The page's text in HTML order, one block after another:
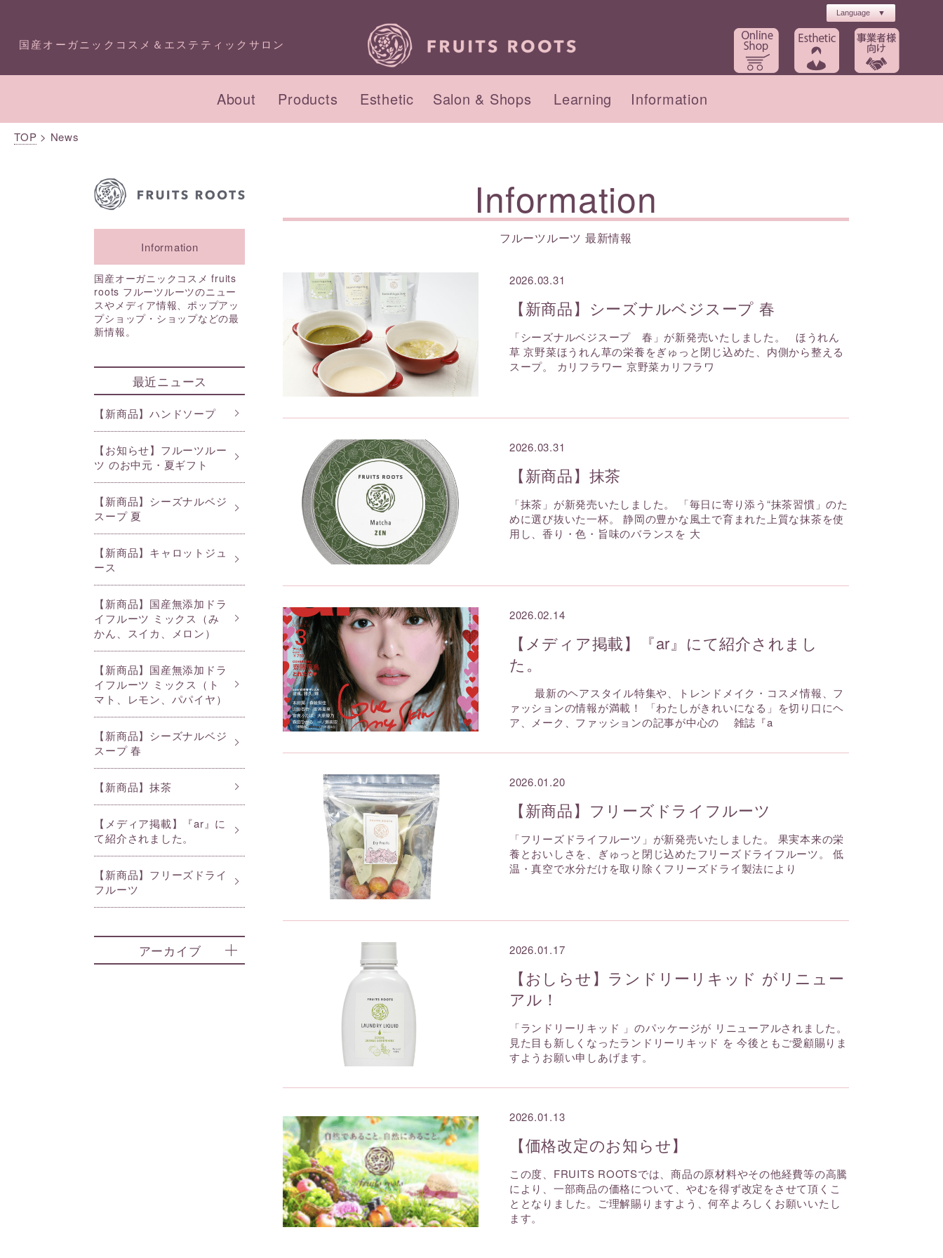
国産オーガニックコスメ＆エステティックサロン
About Products
スキンケア
ライフスタイルケア
ファイブフルーツライン センシティブライン
Esthetic
今月のキャンペーン アクセス
フェイシャル
Salon & Shops Learning
オーガニックコスメ・
Information
TOP > News
Information
フルーツルーツ 最新情報
2026.03.31
【新商品】シーズナルベジスープ 春
「シーズナルベジスープ 春」が新発売いたしました。 ほうれん
草 京野菜ほうれん草の栄養をぎゅっと閉じ込めた、内側から整える
スープ。 カリフラワー 京野菜カリフラワ
2026.03.31
【新商品】抹茶
「抹茶」が新発売いたしました。 「毎日に寄り添う“抹茶習慣」のた
めに選び抜いた一杯。 静岡の豊かな風土で育まれた上質な抹茶を使
用し、香り・色・旨味のバランスを 大
2026.02.14
【メディア掲載】『ar』にて紹介されまし
た。
最新のヘアスタイル特集や、トレンドメイク・コスメ情報、フ
ァッションの情報が満載！ 「わたしがきれいになる」を切り口にヘ
ア、メーク、ファッションの記事が中心の 雑誌『a
2026.01.20
【新商品】フリーズドライフルーツ
「フリーズドライフルーツ」が新発売いたしました。 果実本来の栄
養とおいしさを、ぎゅっと閉じ込めたフリーズドライフルーツ。 低
温・真空で水分だけを取り除くフリーズドライ製法により
2026.01.17
【おしらせ】ランドリーリキッド がリニュー
アル！
「ランドリーリキッド 」のパッケージが リニューアルされました。
見た目も新しくなったランドリーリキッド を 今後ともご愛顧賜りま
すようお願い申しあげます。
2026.01.13
【価格改定のお知らせ】
この度、FRUITS ROOTSでは、商品の原材料やその他経費等の高騰
により、一部商品の価格について、やむを得ず改定をさせて頂くこ
ととなりました。ご理解賜りますよう、何卒よろしくお願いいたし
ます。
Information
国産オーガニックコスメ fruits
roots フルーツルーツのニュー
スやメディア情報、ポップアッ
プショップ・ショップなどの最
新情報。
最近ニュース
【新商品】ハンドソープ
【お知らせ】フルーツルー
ツ のお中元・夏ギフト
【新商品】シーズナルベジ
スープ 夏
【新商品】キャロットジュ
ース
【新商品】国産無添加ドラ
イフルーツ ミックス（み
かん、スイカ、メロン）
【新商品】国産無添加ドラ
イフルーツ ミックス（ト
マト、レモン、パパイヤ）
【新商品】シーズナルベジ
スープ 春
【新商品】抹茶
【メディア掲載】『ar』に
て紹介されました。
【新商品】フリーズドライ
フルーツ
アーカイブ